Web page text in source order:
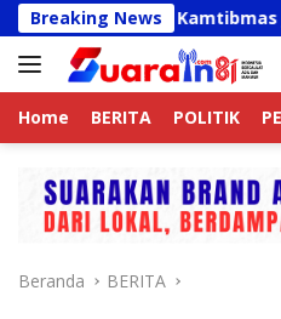
Langsung
ke
konten
Breaking News
Kamtibmas Jelang HUT RI
Home BERITA POLITIK
Beranda BERITA